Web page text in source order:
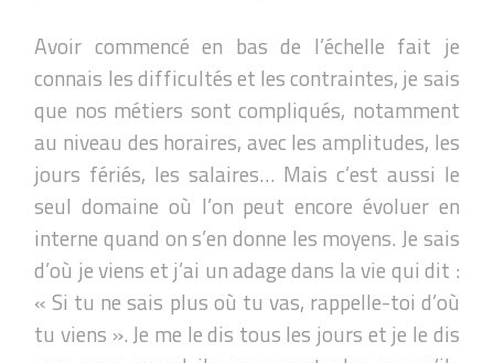
Avoir commencé en bas de l’échelle fait je
connais les difficultés et les contraintes, je sais
que nos métiers sont compliqués, notamment
au niveau des horaires, avec les amplitudes, les
jours fériés, les salaires… Mais c’est aussi le
seul domaine où l’on peut encore évoluer en
interne quand on s’en donne les moyens. Je sais
d’où je viens et j’ai un adage dans la vie qui dit :
« Si tu ne sais plus où tu vas, rappelle-toi d’où
tu viens ». Je me le dis tous les jours et je le dis